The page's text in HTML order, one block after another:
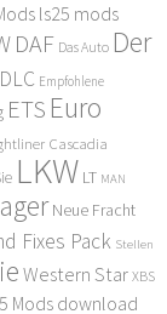
ls25 mods
DAF Das Auto Der
DLC Empfohlene
ETS Euro
Cascadia
LKW LT MAN
Neue Fracht
Fixes Pack Stellen
Western Star XBS
Mods download